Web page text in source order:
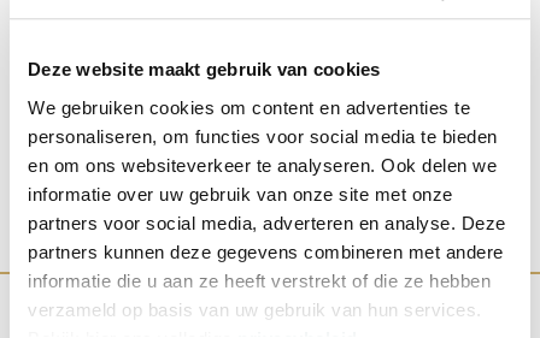
Deze website maakt gebruik van cookies
We gebruiken cookies om content en advertenties te
personaliseren, om functies voor social media te bieden
en om ons websiteverkeer te analyseren. Ook delen we
informatie over uw gebruik van onze site met onze
partners voor social media, adverteren en analyse. Deze
partners kunnen deze gegevens combineren met andere
informatie die u aan ze heeft verstrekt of die ze hebben
verzameld op basis van uw gebruik van hun services.
€ 5.200,00 €